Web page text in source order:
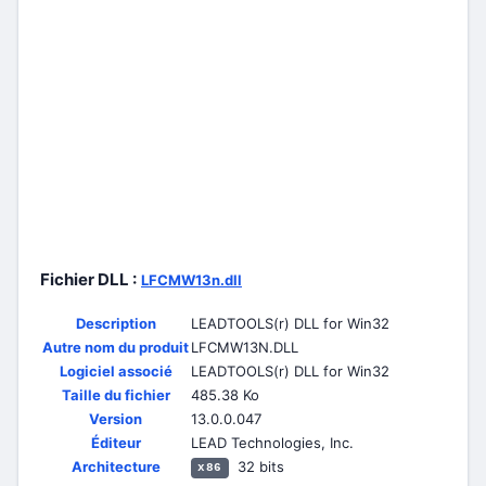
Fichier DLL : LFCMW13n.dll
Description
LEADTOOLS(r) DLL for Win32
Autre nom du produitLFCMW13N.DLL
Logiciel associé
LEADTOOLS(r) DLL for Win32
Taille du fichier
485.38 Ko
Version
13.0.0.047
Éditeur
LEAD Technologies, Inc.
Architecture
x86 32 bits